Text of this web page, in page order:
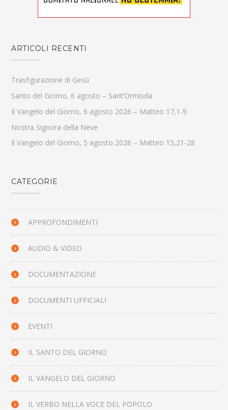
ARTICOLI RECENTI
Trasfigurazione di Gesù
Santo del Giorno, 6 agosto – Sant’Ormisda
Il Vangelo del Giorno, 6 agosto 2026 – Matteo 17,1-9
Nostra Signora della Neve
Il Vangelo del Giorno, 5 agosto 2026 – Matteo 15,21-28
CATEGORIE
APPROFONDIMENTI
AUDIO & VIDEO
DOCUMENTAZIONE
DOCUMENTI UFFICIALI
EVENTI
IL SANTO DEL GIORNO
IL VANGELO DEL GIORNO
IL VERBO NELLA VOCE DEL POPOLO